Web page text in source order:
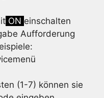
ON einschalten
Aufforderung
(1-7) können sie